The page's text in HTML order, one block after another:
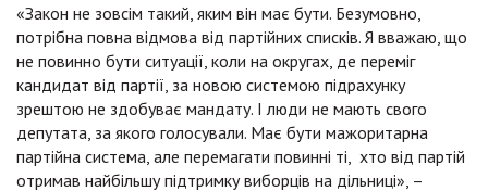
«Закон не зовсім такий, яким він має бути. Безумовно,
потрібна повна відмова від партійних списків. Я вважаю, що
не повинно бути ситуації, коли на округах, де переміг
кандидат від партії, за новою системою підрахунку
зрештою не здобуває мандату. І люди не мають свого
депутата, за якого голосували. Має бути мажоритарна
партійна система, але перемагати повинні ті, хто від партій
отримав найбільшу підтримку виборців на дільниці», –